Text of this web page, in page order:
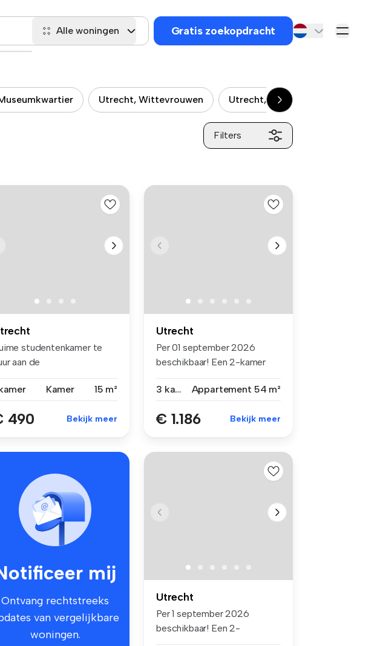
Alle woningen Gratis zoekopdracht
Utrecht, Wittevrouwen Utrecht, Oudwijk
Filters
studentenkamer te
aan de
Kamer 15 m²
490 Bekijk meer
Utrecht
Per 01 september 2026
beschikbaar! Een 2-kamer
3 kamers
Appartement 54 m²
€ 1.186 Bekijk meer
mij
Ontvang rechtstreeks
van vergelijkbare
woningen.
Utrecht
Per 1 september 2026
beschikbaar! Een 2-